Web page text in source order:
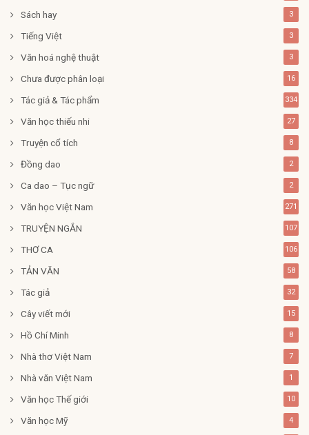
Sách hay 3
Tiếng Việt 3
Văn hoá nghệ thuật 3
Chưa được phân loại 16
Tác giả & Tác phẩm 334
Văn học thiếu nhi 27
Truyện cổ tích 8
Đồng dao 2
Ca dao – Tục ngữ 2
Văn học Việt Nam 271
TRUYỆN NGẮN 107
THƠ CA 106
TẢN VĂN 58
Tác giả 32
Cây viết mới 15
Hồ Chí Minh 8
Nhà thơ Việt Nam 7
Nhà văn Việt Nam 1
Văn học Thế giới 10
Văn học Mỹ 4